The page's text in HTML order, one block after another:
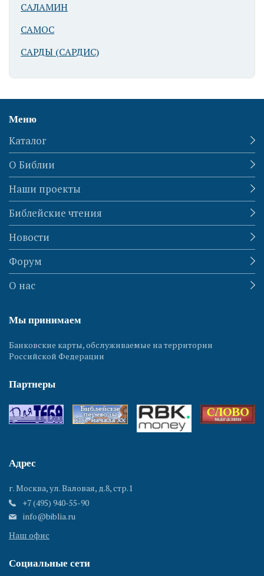
САЛАМИН
САМОС
САРДЫ (САРДИС)
Меню
Каталог
О Библии
Наши проекты
Библейские чтения
Новости
Форум
О нас
Мы принимаем
Банковские карты, обслуживаемые на территории
Российской Федерации
Партнеры
Адрес
г. Москва, ул. Валовая, д.8, стр.1
+7 (495) 940-55-90
info@biblia.ru
Наш офис
Социальные сети